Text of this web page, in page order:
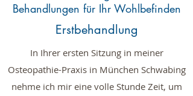
Behandlungen für Ihr Wohlbefinden
Erstbehandlung
In Ihrer ersten Sitzung in meiner
Osteopathie-Praxis in München Schwabing
nehme ich mir eine volle Stunde Zeit, um